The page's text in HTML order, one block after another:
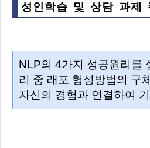
성인학습 및 상담 과제
NLP의 4가지 성공원리를
리 중 래포 형성방법의 구
자신의 경험과 연결하여